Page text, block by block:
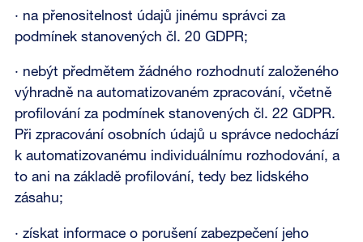
· na přenositelnost údajů jinému správci za
podmínek stanovených čl. 20 GDPR;
· nebýt předmětem žádného rozhodnutí založeného
výhradně na automatizovaném zpracování, včetně
profilování za podmínek stanovených čl. 22 GDPR.
Při zpracování osobních údajů u správce nedochází
k automatizovanému individuálnímu rozhodování, a
to ani na základě profilování, tedy bez lidského
zásahu;
· získat informace o porušení zabezpečení jeho